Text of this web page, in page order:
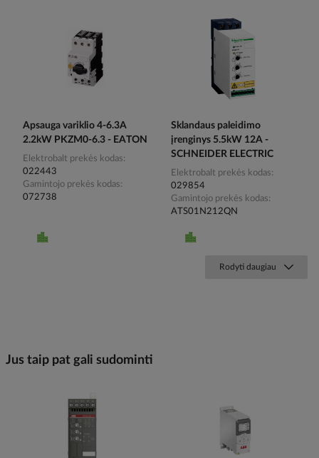
Apsauga variklio 4-6.3A
2.2kW PKZM0-6.3 - EATON
Elektrobalt prekės kodas
022443
Gamintojo prekės kodas
072738
Sklandaus paleidimo
įrenginys 5.5kW 12A -
SCHNEIDER ELECTRIC
Elektrobalt prekės kodas
029854
Gamintojo prekės kodas
ATS01N212QN
Rodyti daugiau
Jus taip pat gali sudominti